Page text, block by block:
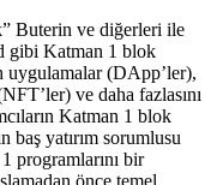
Buterin ve diğerleri ile
gibi Katman 1 blok
uygulamalar (DApp’ler),
ve daha fazlasını
Katman 1 blok
baş yatırım sorumlusu
programlarını bir
önce temel